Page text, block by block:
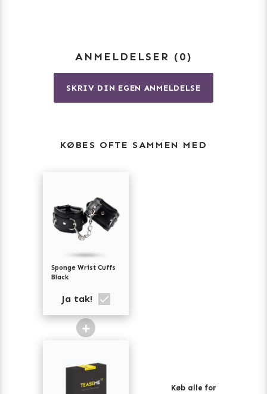
ANMELDELSER 0
SKRIV DIN EGEN ANMELDELSE
KØBES OFTE SAMMEN MED
Sponge Wrist Cuffs
Black
Ja tak!
+
Køb alle for